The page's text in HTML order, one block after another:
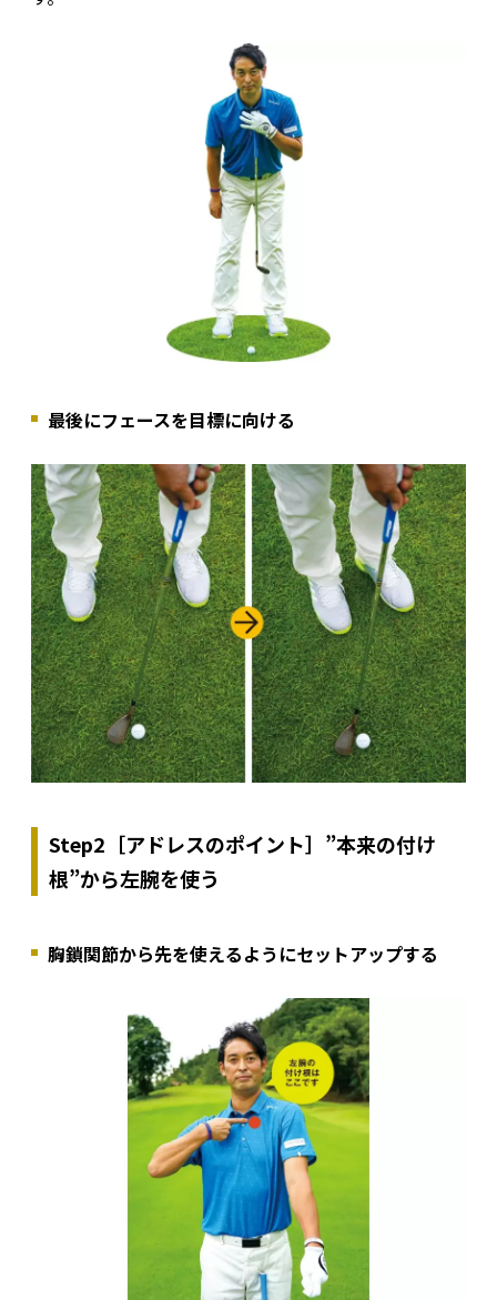
最後にフェースを目標に向ける
Step2［アドレスのポイント］”本来の付け
根”から左腕を使う
胸鎖関節から先を使えるようにセットアップする